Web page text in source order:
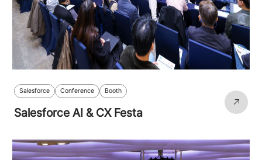
Salesforce Conference Booth
Salesforce AI & CX Festa